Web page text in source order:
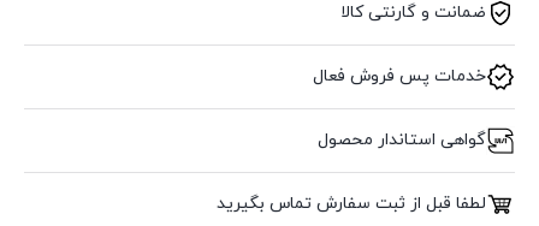
ضمانت و گارنتی کالا
خدمات پس فروش فعال
گواهی استاندار محصول
لطفا قبل از ثبت سفارش تماس بگیرید